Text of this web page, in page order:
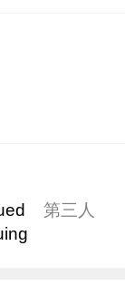
第三人